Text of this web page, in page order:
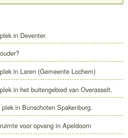
in Deventer.
in Laren (Gemeente Lochem)
in het buitengebied van Overasselt.
in Bunschoten Spakenburg.
voor opvang in Apeldoorn